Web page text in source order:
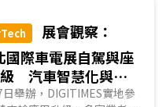
展會觀察：
際車電展自駕與座
汽車智慧化與氫
鏈加速國產化發展
舉辦，DIGITIMES實地參